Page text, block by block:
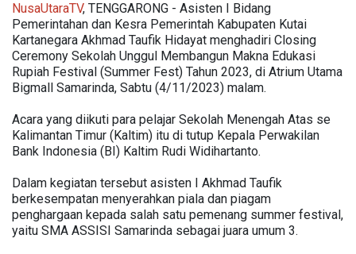
NusaUtaraTV, TENGGARONG - Asisten I Bidang
Pemerintahan dan Kesra Pemerintah Kabupaten Kutai
Kartanegara Akhmad Taufik Hidayat menghadiri Closing
Ceremony Sekolah Unggul Membangun Makna Edukasi
Rupiah Festival (Summer Fest) Tahun 2023, di Atrium Utama
Bigmall Samarinda, Sabtu (4/11/2023) malam.
Acara yang diikuti para pelajar Sekolah Menengah Atas se
Kalimantan Timur (Kaltim) itu di tutup Kepala Perwakilan
Bank Indonesia (BI) Kaltim Rudi Widihartanto.
Dalam kegiatan tersebut asisten I Akhmad Taufik
berkesempatan menyerahkan piala dan piagam
penghargaan kepada salah satu pemenang summer festival,
yaitu SMA ASSISI Samarinda sebagai juara umum 3.